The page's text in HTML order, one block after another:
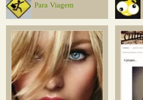
Para Viagem